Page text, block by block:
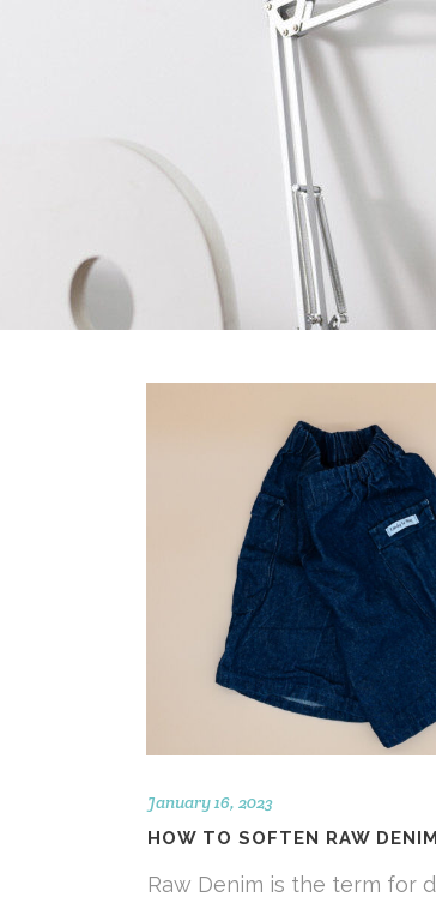
January 16, 2023
HOW TO SOFTEN RAW DENIM
Raw Denim is the term for